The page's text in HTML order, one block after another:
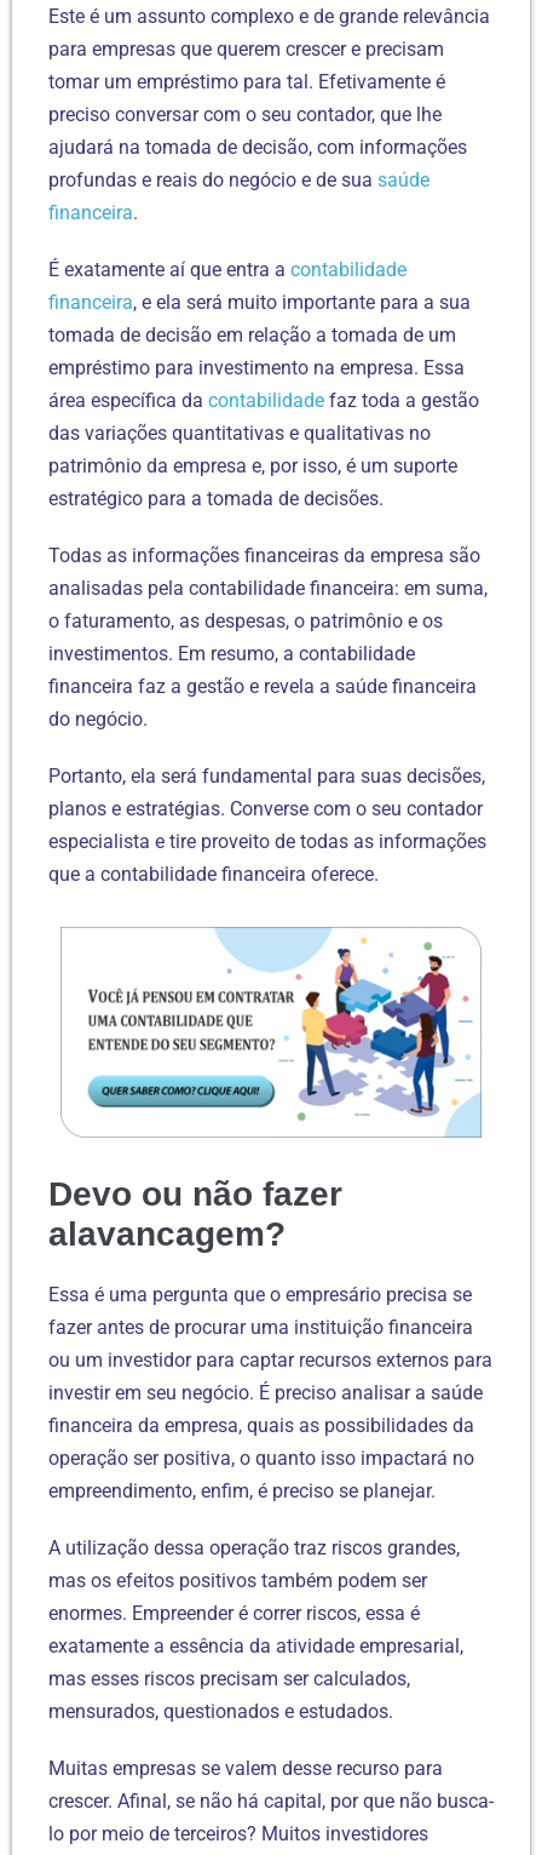
Este é um assunto complexo e de grande relevância
para empresas que querem crescer e precisam
tomar um empréstimo para tal. Efetivamente é
preciso conversar com o seu contador, que lhe
ajudará na tomada de decisão, com informações
profundas e reais do negócio e de sua saúde
financeira.
É exatamente aí que entra a contabilidade
financeira, e ela será muito importante para a sua
tomada de decisão em relação a tomada de um
empréstimo para investimento na empresa. Essa
área específica da contabilidade faz toda a gestão
das variações quantitativas e qualitativas no
patrimônio da empresa e, por isso, é um suporte
estratégico para a tomada de decisões.
Todas as informações financeiras da empresa são
analisadas pela contabilidade financeira: em suma,
o faturamento, as despesas, o patrimônio e os
investimentos. Em resumo, a contabilidade
financeira faz a gestão e revela a saúde financeira
do negócio.
Portanto, ela será fundamental para suas decisões,
planos e estratégias. Converse com o seu contador
especialista e tire proveito de todas as informações
que a contabilidade financeira oferece.
Devo ou não fazer
alavancagem?
Essa é uma pergunta que o empresário precisa se
fazer antes de procurar uma instituição financeira
ou um investidor para captar recursos externos para
investir em seu negócio. É preciso analisar a saúde
financeira da empresa, quais as possibilidades da
operação ser positiva, o quanto isso impactará no
empreendimento, enfim, é preciso se planejar.
A utilização dessa operação traz riscos grandes,
mas os efeitos positivos também podem ser
enormes. Empreender é correr riscos, essa é
exatamente a essência da atividade empresarial,
mas esses riscos precisam ser calculados,
mensurados, questionados e estudados.
Muitas empresas se valem desse recurso para
crescer. Afinal, se não há capital, por que não busca-
lo por meio de terceiros? Muitos investidores